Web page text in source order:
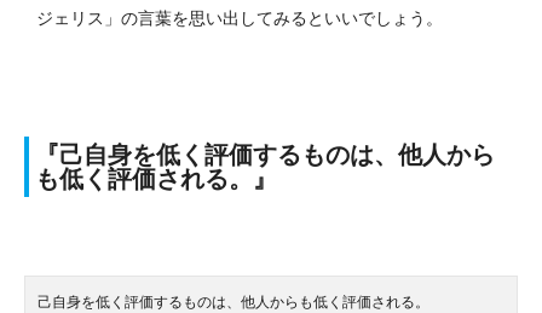
ジェリス」の言葉を思い出してみるといいでしょう。
『己自身を低く評価するものは、他人から
も低く評価される。』
己自身を低く評価するものは、他人からも低く評価される。